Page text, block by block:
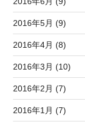
2016年5月 (9)
2016年4月 (8)
2016年3月 (10)
2016年2月 (7)
2016年1月 (7)